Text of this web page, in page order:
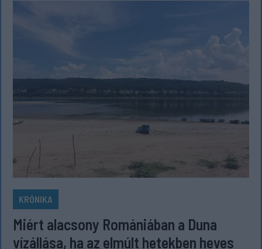
KRÓNIKA
Miért alacsony Romániában a Duna
vízállása, ha az elmúlt hetekben heves